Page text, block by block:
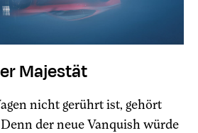
Majestät
nicht gerührt ist, gehört
der neue Vanquish würde